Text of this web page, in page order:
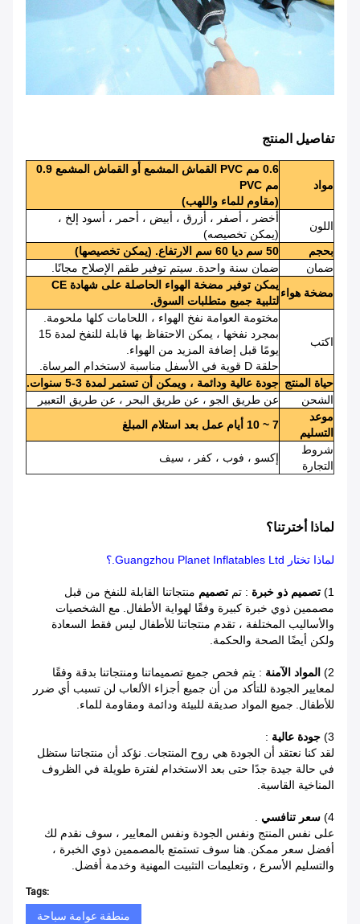
تفاصيل المنتج
مواد
0.6 مم PVC القماش المشمع أو القماش المشمع 0.9
مم PVC
(مقاوم للماء واللهب)
اللون
أخضر ، أصفر ، أزرق ، أبيض ، أحمر ، أسود إلخ ،
(يمكن تخصيصه)
بحجم
50 سم ديا 60 سم الارتفاع. (يمكن تخصيصها)
ضمان
ضمان سنة واحدة. سيتم توفير طقم الإصلاح مجانًا.
مضخة هواء
يمكن توفير مضخة الهواء الحاصلة على شهادة CE
لتلبية جميع متطلبات السوق.
اكتب
مختومة العوامة نفخ الهواء ، اللحامات كلها ملحومة.
بمجرد نفخها ، يمكن الاحتفاظ بها قابلة للنفخ لمدة 15
يومًا قبل إضافة المزيد من الهواء.
حلقة D قوية في الأسفل مناسبة لاستخدام المرساة.
حياة المنتج جودة عالية ودائمة ، ويمكن أن تستمر لمدة 3-5 سنوات.
الشحن
عن طريق الجو ، عن طريق البحر ، عن طريق التعبير
موعد
التسليم
7 ~ 10 أيام عمل بعد استلام المبلغ
شروط
التجارة
إكسو ، فوب ، كفر ، سيف
لماذا أخترتنا؟
لماذا تختار Guangzhou Planet Inflatables Ltd.؟
1) تصميم ذو خبرة : تم تصميم منتجاتنا القابلة للنفخ من قبل
مصممين ذوي خبرة كبيرة وفقًا لهواية الأطفال. مع الشخصيات
والأساليب المختلفة ، تقدم منتجاتنا للأطفال ليس فقط السعادة
ولكن أيضًا الصحة والحكمة.
2) المواد الآمنة : يتم فحص جميع تصميماتنا ومنتجاتنا بدقة وفقًا
لمعايير الجودة للتأكد من أن جميع أجزاء الألعاب لن تسبب أي ضرر
للأطفال. جميع المواد صديقة للبيئة ودائمة ومقاومة للماء.
3) جودة عالية :
لقد كنا نعتقد أن الجودة هي روح المنتجات. نؤكد أن منتجاتنا ستظل
في حالة جيدة جدًا حتى بعد الاستخدام لفترة طويلة في الظروف
المناخية القاسية.
4) سعر تنافسي .
على نفس المنتج ونفس الجودة ونفس المعايير ، سوف نقدم لك
أفضل سعر ممكن. هنا سوف تستمتع بالمصممين ذوي الخبرة ،
والتسليم الأسرع ، وتعليمات التثبيت المهنية وخدمة أفضل.
Tags:
منطقة عوامة سباحة